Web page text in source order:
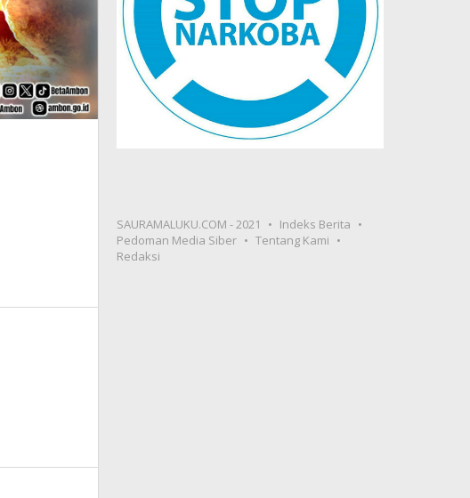
SAURAMALUKU.COM - 2021
Indeks Berita
Pedoman Media Siber
Tentang Kami
Redaksi